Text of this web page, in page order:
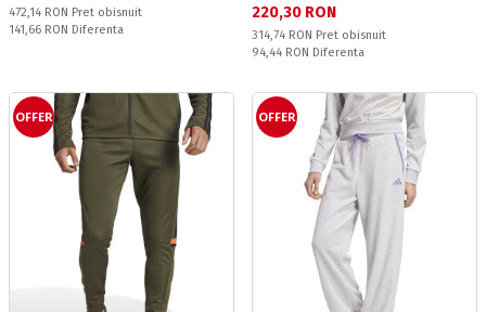
Pret obisnuit:
472,14 RON Pret obisnuit
Спестявате:
141,66 RON Diferenta
Текуща цена:
220,30 RON
Pret obisnuit:
314,74 RON Pret obisnuit
Спестявате:
94,44 RON Diferenta
OFFER OFFER